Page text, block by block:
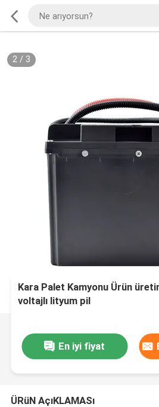
2/ 3
Kara Palet Kamyonu Ürün
voltajlı lityum pil
En iyi fiyat
ÜRüN AçıKLAMASı